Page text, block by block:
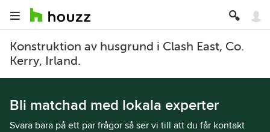
Konstruktion av husgrund i Clash East, Co.
Kerry, Irland.
Bli matchad med lokala experter
Svara bara på ett par frågor så ser vi till att du får kontakt